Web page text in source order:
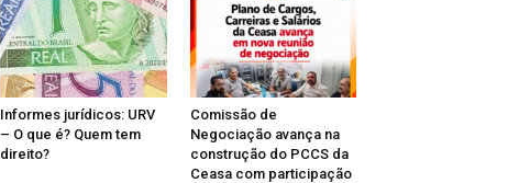
Informes jurídicos: URV
– O que é? Quem tem
direito?
Comissão de
Negociação avança na
construção do PCCS da
Ceasa com participação